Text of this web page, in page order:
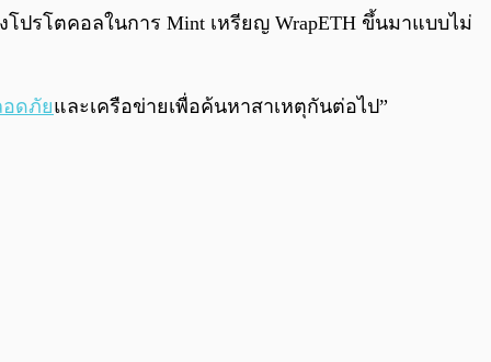
ปรโตคอลในการ Mint เหรียญ WrapETH ขึ้นมาแบบไม่
ดภัยและเครือข่ายเพื่อค้นหาสาเหตุกันต่อไป”